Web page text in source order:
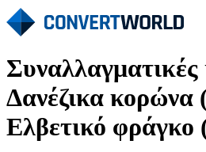
Συναλλαγματικές
Δανέζικα
Ελβετικό φράγκο